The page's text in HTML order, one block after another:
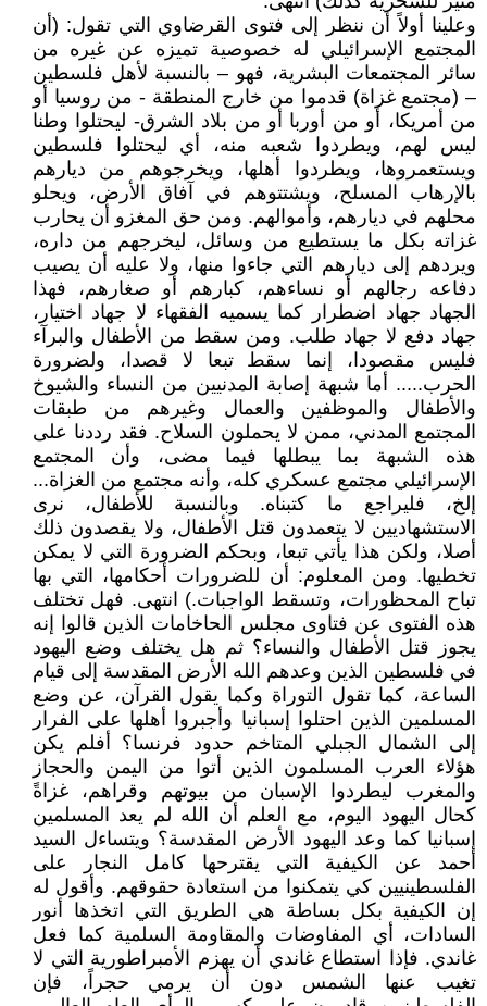
وعلينا أولاً أن ننظر إلى فتوى القرضاوي التي تقول: (أن
المجتمع الإسرائيلي له خصوصية تميزه عن غيره من
سائر المجتمعات البشرية، فهو – بالنسبة لأهل فلسطين
– (مجتمع غزاة) قدموا من خارج المنطقة - من روسيا أو
من أمريكا، أو من أوربا أو من بلاد الشرق- ليحتلوا وطنا
ليس لهم، ويطردوا شعبه منه، أي ليحتلوا فلسطين
ويستعمروها، ويطردوا أهلها، ويخرجوهم من ديارهم
بالإرهاب المسلح، ويشتتوهم في آفاق الأرض، ويحلو
محلهم في ديارهم، وأموالهم. ومن حق المغزو أن يحارب
غزاته بكل ما يستطيع من وسائل، ليخرجهم من داره،
ويردهم إلى ديارهم التي جاءوا منها، ولا عليه أن يصيب
دفاعه رجالهم أو نساءهم، كبارهم أو صغارهم، فهذا
الجهاد جهاد اضطرار كما يسميه الفقهاء لا جهاد اختيار،
جهاد دفع لا جهاد طلب. ومن سقط من الأطفال والبرآء
فليس مقصودا، إنما سقط تبعا لا قصدا، ولضرورة
الحرب..... أما شبهة إصابة المدنيين من النساء والشيوخ
والأطفال والموظفين والعمال وغيرهم من طبقات
المجتمع المدني، ممن لا يحملون السلاح. فقد رددنا على
هذه الشبهة بما يبطلها فيما مضى، وأن المجتمع
الإسرائيلي مجتمع عسكري كله، وأنه مجتمع من الغزاة...
إلخ، فليراجع ما كتبناه. وبالنسبة للأطفال، نرى
الاستشهاديين لا يتعمدون قتل الأطفال، ولا يقصدون ذلك
أصلا، ولكن هذا يأتي تبعا، وبحكم الضرورة التي لا يمكن
تخطيها. ومن المعلوم: أن للضرورات أحكامها، التي بها
تباح المحظورات، وتسقط الواجبات.) انتهى. فهل تختلف
هذه الفتوى عن فتاوى مجلس الحاخامات الذين قالوا إنه
يجوز قتل الأطفال والنساء؟ ثم هل يختلف وضع اليهود
في فلسطين الذين وعدهم الله الأرض المقدسة إلى قيام
الساعة، كما تقول التوراة وكما يقول القرآن، عن وضع
المسلمين الذين احتلوا إسبانيا وأجبروا أهلها على الفرار
إلى الشمال الجبلي المتاخم حدود فرنسا؟ أفلم يكن
هؤلاء العرب المسلمون الذين أتوا من اليمن والحجاز
والمغرب ليطردوا الإسبان من بيوتهم وقراهم، غزاةً
كحال اليهود اليوم، مع العلم أن الله لم يعد المسلمين
إسبانيا كما وعد اليهود الأرض المقدسة؟ ويتساءل السيد
أحمد عن الكيفية التي يقترحها كامل النجار على
الفلسطينيين كي يتمكنوا من استعادة حقوقهم. وأقول له
إن الكيفية بكل بساطة هي الطريق التي اتخذها أنور
السادات، أي المفاوضات والمقاومة السلمية كما فعل
غاندي. فإذا استطاع غاندي أن يهزم الأمبراطورية التي لا
تغيب عنها الشمس دون أن يرمي حجراً، فإن